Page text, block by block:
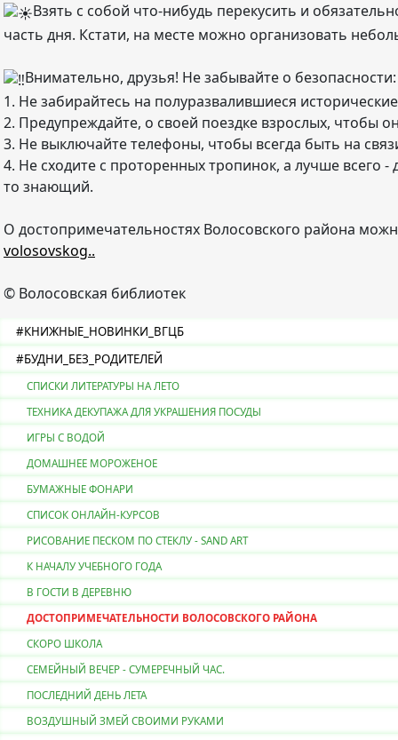
Взять с собой что-нибудь перекусить и
часть дня. Кстати, на месте можно организовать
Внимательно, друзья! Не забывайте о безопасности:
1. Не забирайтесь на полуразвалившиеся
2. Предупреждайте, о своей поездке взрослых, чтобы
3. Не выключайте телефоны, чтобы всегда быть на
4. Не сходите с проторенных тропинок, а лучше всего
то знающий.
О достопримечательностях Волосовского района
volosovskog..
© Волосовская библиотек
#КНИЖНЫЕ_НОВИНКИ_ВГЦБ
#БУДНИ_БЕЗ_РОДИТЕЛЕЙ
СПИСКИ ЛИТЕРАТУРЫ НА ЛЕТО
ТЕХНИКА ДЕКУПАЖА ДЛЯ УКРАШЕНИЯ ПОСУДЫ
ИГРЫ С ВОДОЙ
ДОМАШНЕЕ МОРОЖЕНОЕ
БУМАЖНЫЕ ФОНАРИ
СПИСОК ОНЛАЙН-КУРСОВ
РИСОВАНИЕ ПЕСКОМ ПО СТЕКЛУ - SAND ART
К НАЧАЛУ УЧЕБНОГО ГОДА
В ГОСТИ В ДЕРЕВНЮ
ДОСТОПРИМЕЧАТЕЛЬНОСТИ ВОЛОСОВСКОГО РАЙОНА
СКОРО ШКОЛА
СЕМЕЙНЫЙ ВЕЧЕР - СУМЕРЕЧНЫЙ ЧАС.
ПОСЛЕДНИЙ ДЕНЬ ЛЕТА
ВОЗДУШНЫЙ ЗМЕЙ СВОИМИ РУКАМИ